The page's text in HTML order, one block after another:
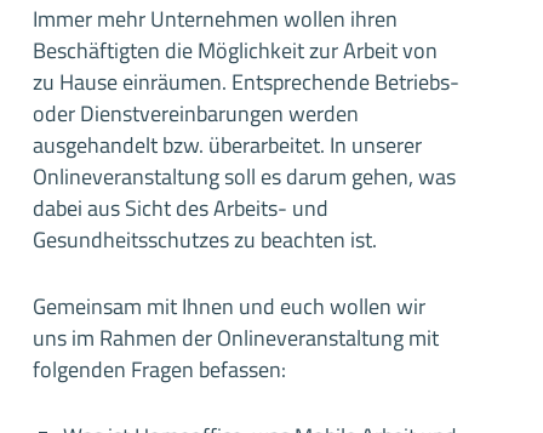
Immer mehr Unternehmen wollen ihren
Beschäftigten die Möglichkeit zur Arbeit von
zu Hause einräumen. Entsprechende Betriebs-
oder Dienstvereinbarungen werden
ausgehandelt bzw. überarbeitet. In unserer
Onlineveranstaltung soll es darum gehen, was
dabei aus Sicht des Arbeits- und
Gesundheitsschutzes zu beachten ist.
Gemeinsam mit Ihnen und euch wollen wir
uns im Rahmen der Onlineveranstaltung mit
folgenden Fragen befassen: